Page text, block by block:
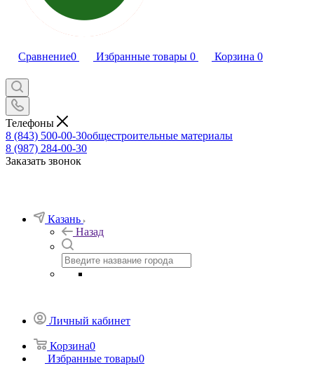
Сравнение0 Избранные товары 0 Корзина 0
Телефоны
8 (843) 500-00-30общестроительные материалы
8 (987) 284-00-30
Заказать звонок
Казань
Назад
Личный кабинет
Корзина0
Избранные товары0